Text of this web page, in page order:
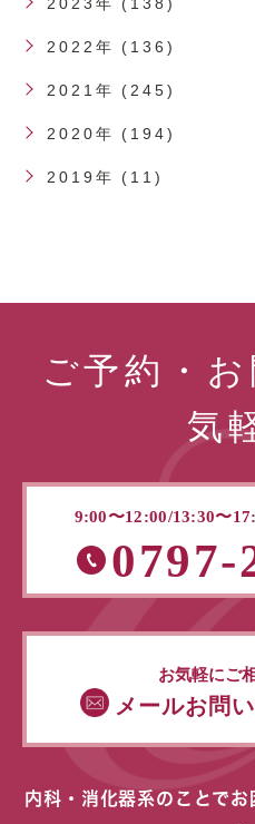
2022年 (136)
2021年 (245)
2020年 (194)
2019年 (11)
ご予約・
気
9:00〜12:00/13:30〜
0797-
お気軽にご
メールお問
内科・消化器系のことで